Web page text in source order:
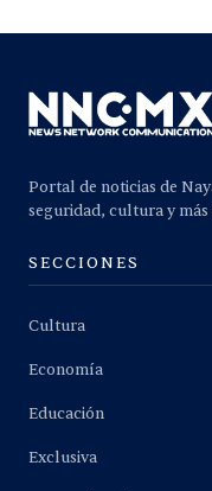
Portal de noticias de
seguridad, cultura y más
SECCIONES
Cultura
Economía
Educación
Exclusiva